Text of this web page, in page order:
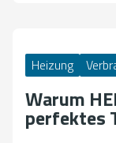
Heizung
Warum
perfektes